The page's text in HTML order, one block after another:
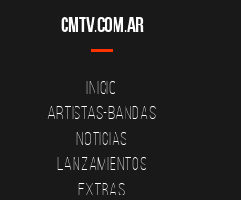
CMTV.com.ar
Inicio
Artistas-Bandas
Noticias
Lanzamientos
Extras